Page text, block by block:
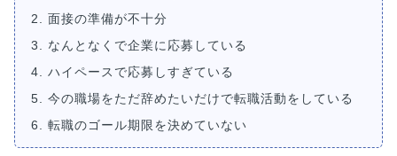
2. 面接の準備が不十分
3. なんとなくで企業に応募している
4. ハイペースで応募しすぎている
5. 今の職場をただ辞めたいだけで転職活動をしている
6. 転職のゴール期限を決めていない